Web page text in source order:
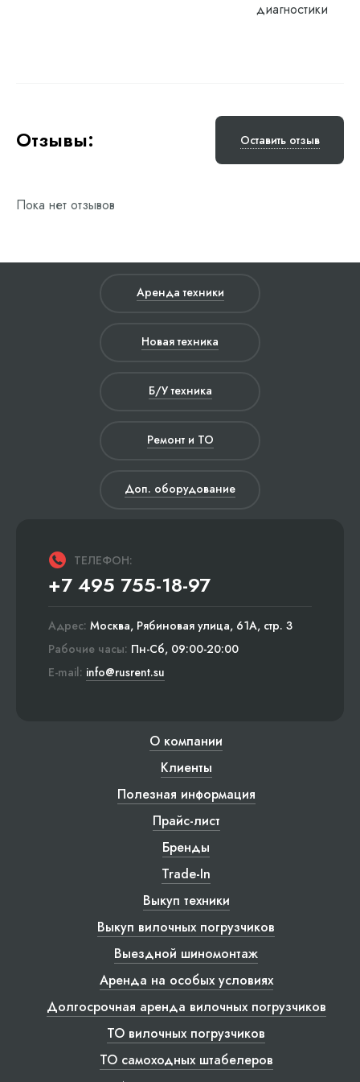
диагностики
Отзывы: Оставить отзыв
Пока нет отзывов
Аренда техники
Новая техника
Б/У техника
Ремонт и ТО
Доп. оборудование
ТЕЛЕФОН:
+7 495 755-18-97
Адрес: Москва, Рябиновая улица, 61А, стр. 3
Рабочие часы: Пн-Сб, 09:00-20:00
E-mail: info@rusrent.su
О компании
Клиенты
Полезная информация
Прайс-лист
Бренды
Trade-In
Выкуп техники
Выкуп вилочных погрузчиков
Выездной шиномонтаж
Аренда на особых условиях
Долгосрочная аренда вилочных погрузчиков
ТО вилочных погрузчиков
ТО самоходных штабелеров